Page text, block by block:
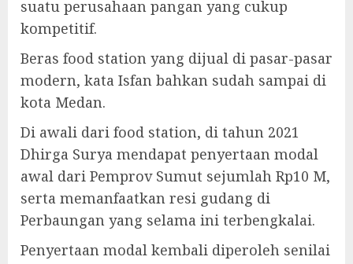
suatu perusahaan pangan yang cukup
kompetitif.
Beras food station yang dijual di pasar-pasar
modern, kata Isfan bahkan sudah sampai di
kota Medan.
Di awali dari food station, di tahun 2021
Dhirga Surya mendapat penyertaan modal
awal dari Pemprov Sumut sejumlah Rp10 M,
serta memanfaatkan resi gudang di
Perbaungan yang selama ini terbengkalai.
Penyertaan modal kembali diperoleh senilai